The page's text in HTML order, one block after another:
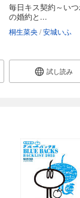
毎日キス契約～い
の婚約と...
桐生菜央 安城いふ
試し読み